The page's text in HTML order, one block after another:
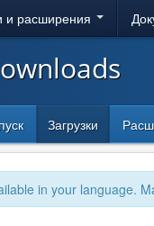
и расширения
Загрузки
in your language.